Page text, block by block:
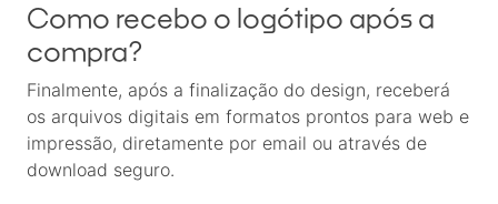
Como recebo o logótipo após a
compra?
Finalmente, após a finalização do design, receberá
os arquivos digitais em formatos prontos para web e
impressão, diretamente por email ou através de
download seguro.